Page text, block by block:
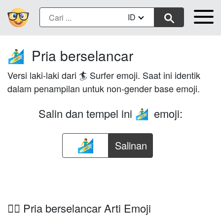
ID
🏄‍♂️ Pria berselancar
Versi laki-laki dari 🏄 Surfer emoji. Saat ini identik
dalam penampilan untuk non-gender base emoji.
Salin dan tempel ini 🏄‍♂️ emoji:
Salinan
🏄‍♂️ Pria berselancar Arti Emoji